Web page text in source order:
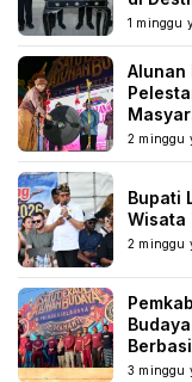
1 minggu
Alunan
2 minggu
Bupati
Wisata
2 minggu
3 minggu